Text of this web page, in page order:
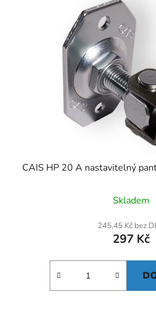
CAIS HP 20 A nastavitelný
Skladem
245,45 Kč bez
297 Kč